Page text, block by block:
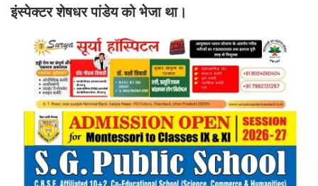
इंस्पेक्टर शेषधर पांडेय को भेजा था।